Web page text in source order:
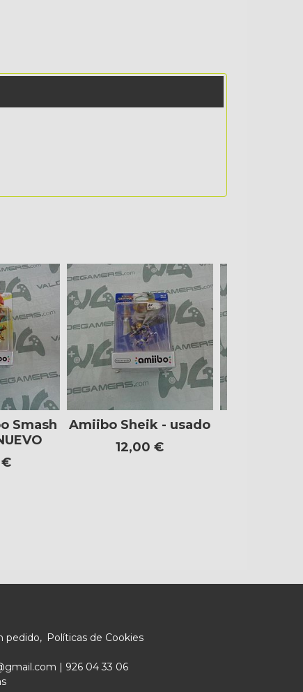
Smash
€
Amiibo Sheik - usado
12,00 €
pedido Políticas de Cookies
| 926 04 33 06